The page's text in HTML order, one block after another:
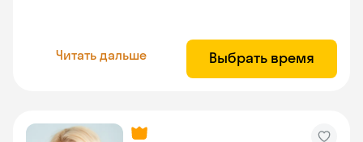
Читать дальше Выбрать время